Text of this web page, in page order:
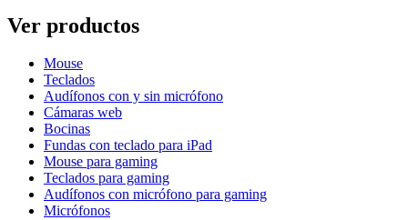
Ver productos
Mouse
Teclados
Audífonos con y sin micrófono
Cámaras web
Bocinas
Fundas con teclado para iPad
Mouse para gaming
Teclados para gaming
Audífonos con micrófono para gaming
Micrófonos